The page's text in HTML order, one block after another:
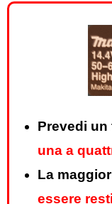
Prevedi
una a
La
essere